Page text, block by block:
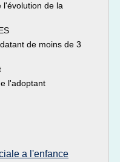
l'évolution de la
de moins de 3
l'adoptant
a l'enfance